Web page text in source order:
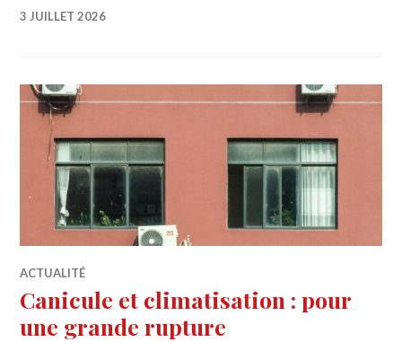
3 JUILLET 2026
ACTUALITÉ
Canicule et climatisation : pour
une grande rupture